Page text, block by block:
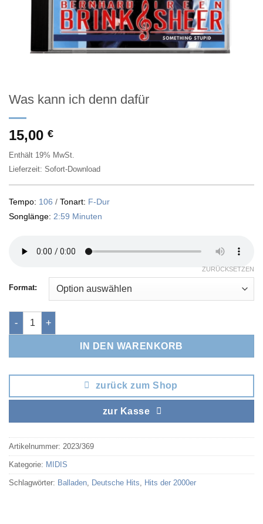
Was kann ich denn dafür
15,00 €
Enthält 19% MwSt.
Lieferzeit: Sofort-Download
Tempo: 106 / Tonart: F-Dur
Songlänge: 2:59 Minuten
Format:
ZURÜCKSETZEN
Was kann ich denn dafür Menge
IN DEN WARENKORB
zurück zum Shop
zur Kasse
Artikelnummer: 2023/369
Kategorie: MIDIS
Schlagwörter: Balladen Deutsche Hits Hits der 2000er